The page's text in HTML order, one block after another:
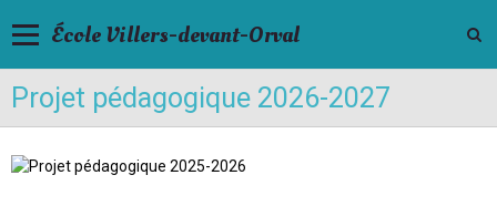
École Villers-devant-Orval
Projet pédagogique 2026-2027